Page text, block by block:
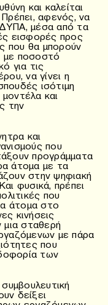
και καλείται
αφενός, να
μέσα από τα
εισφορές προς
που θα μπορούν
με ποσοστό
για τις
να γίνει η
ισότιμη
και
την
και
που
προγράμματα
άτομα με τα
στην ψηφιακή
φυσικά, πρέπει
που
άτομα στο
κινήσεις
σταθερή
με πάρα
που
των
δείξει